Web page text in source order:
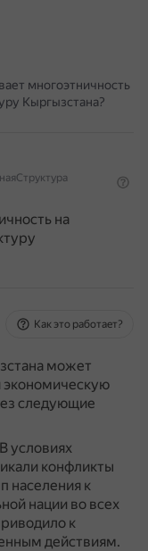
многоэтничность
Кыргызстана?
на
Как это работает?
может
экономическую
следующие
В условиях
конфликты
населения к
нации во всех
к
действиям.